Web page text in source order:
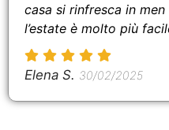
casa si rinfresca in
l’estate è molto più
Elena S. 30/02/2025